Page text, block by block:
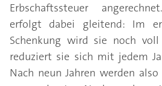
Erbschaftssteuer
erfolgt dabei gleitend: Im
Schenkung wird sie noch voll
reduziert sie sich mit jedem
Nach neun Jahren werden